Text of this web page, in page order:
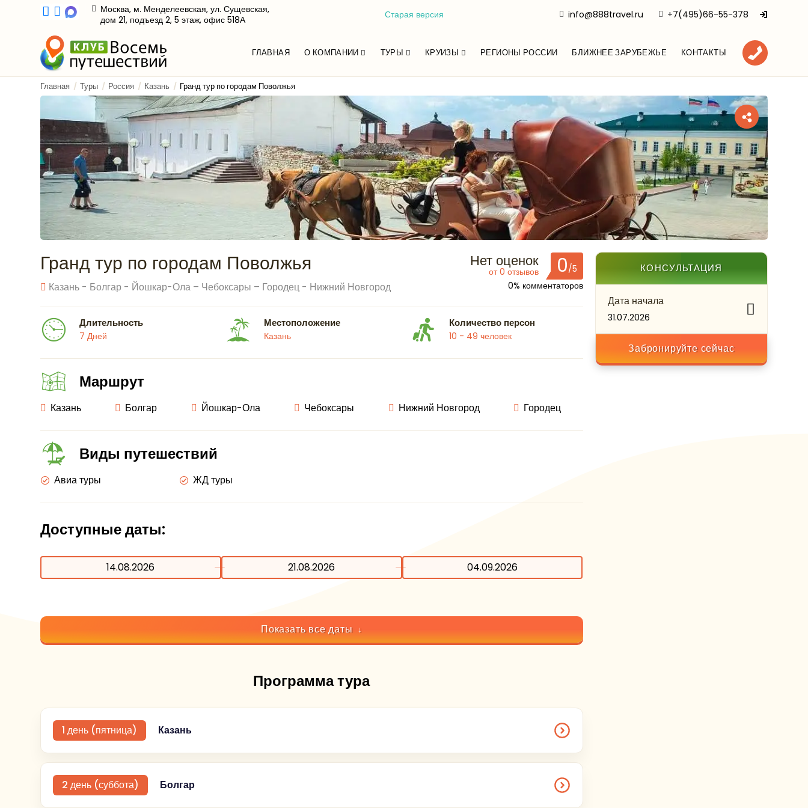
Москва, м. Менделеевская, ул. Сущевская,
дом 21, подъезд 2, 5 этаж, офис 518А
Старая версия info@888travel.ru +7(495)66-55-378
ГЛАВНАЯ О КОМПАНИИ ТУРЫ КРУИЗЫ РЕГИОНЫ РОССИИ БЛИЖНЕЕ ЗАРУБЕЖЬЕ КОНТАКТЫ
Главная Туры Россия Казань Гранд тур по городам Поволжья
Гранд тур по городам Поволжья
Казань - Болгар - Йошкар-Ола – Чебоксары – Городец - Нижний Новгород
Нет оценок
от 0 отзывов 0/5
0% комментаторов
Длительность
7 Дней
Местоположение
Казань
Количество персон
10 - 49 человек
Маршрут
Казань Болгар Йошкар-Ола Чебоксары Нижний Новгород Городец
Виды путешествий
Авиа туры ЖД туры
Доступные даты:
14.08.2026 21.08.2026 04.09.2026
Показать все даты
Программа тура
1 день (пятница) Казань
Трансфер до гостиницы бронируется заранее и предоставляется
2 день (суббота) Болгар
КОНСУЛЬТАЦИЯ
Дата начала
31.07.2026
Забронируйте сейчас